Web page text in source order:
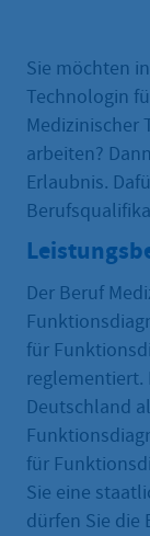
Sie möchten
Technologin
Medizinischer
arbeiten?
Erlaubnis.
Der Beruf
für
reglementiert.
Deutschland
für
Sie eine
dürfen Sie die